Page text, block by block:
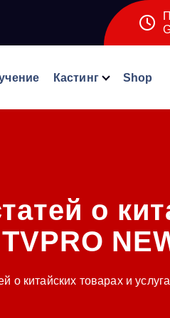
Кастинг Shop
о
о китайских товарах и